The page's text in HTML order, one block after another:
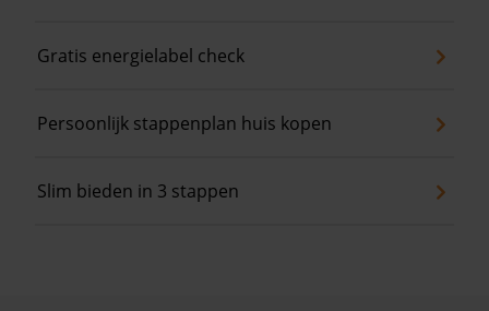
Gratis energielabel check
Persoonlijk stappenplan huis kopen
Slim bieden in 3 stappen